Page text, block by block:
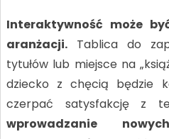
Interaktywność może
aranżacji.Tablica do
tytułów lub miejsce na
dziecko z chęcią będzie
czerpać satysfakcję z
wprowadzanie